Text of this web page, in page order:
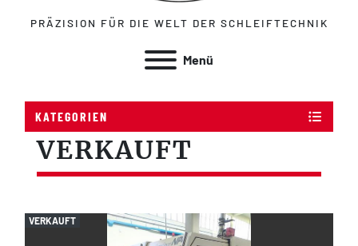
PRÄZISION FÜR DIE WELT DER SCHLEIFTECHNIK
Menü
KATEGORIEN
VERKAUFT
VERKAUFT